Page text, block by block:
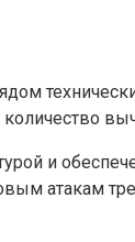
и
атакам